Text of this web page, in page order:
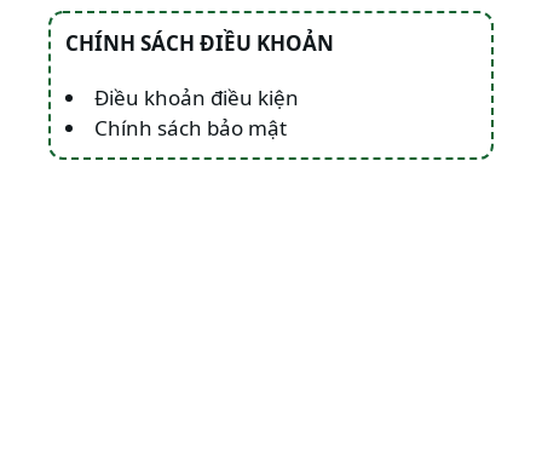
CHÍNH SÁCH ĐIỀU KHOẢN
Điều khoản điều kiện
Chính sách bảo mật